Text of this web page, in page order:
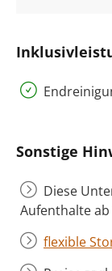
Sonstige
Diese
Aufenthalte
flexible